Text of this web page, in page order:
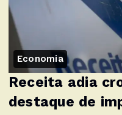
Economia
Receita adia
destaque de